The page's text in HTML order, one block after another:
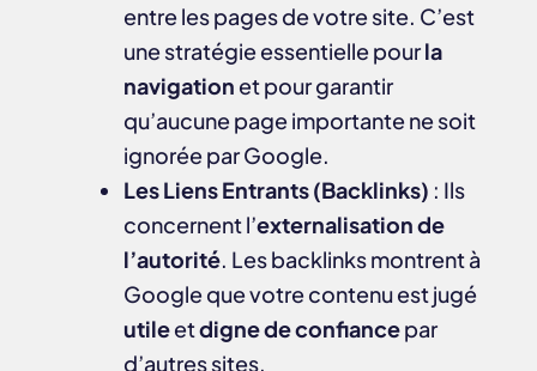
entre les pages de votre site. C’est
une stratégie essentielle pourla
navigation et pour garantir
qu’aucune page importante ne soit
ignorée par Google.
Les Liens Entrants (Backlinks) : Ils
concernent l’externalisation de
l’autorité. Les backlinks montrent à
Google que votre contenu est jugé
utileetdigne de confiancepar
d’autres sites.